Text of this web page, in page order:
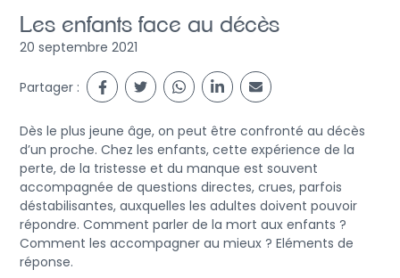
Les enfants face au décès
20 septembre 2021
Partager :
Dès le plus jeune âge, on peut être confronté au décès
d’un proche. Chez les enfants, cette expérience de la
perte, de la tristesse et du manque est souvent
accompagnée de questions directes, crues, parfois
déstabilisantes, auxquelles les adultes doivent pouvoir
répondre. Comment parler de la mort aux enfants ?
Comment les accompagner au mieux ? Eléments de
réponse.